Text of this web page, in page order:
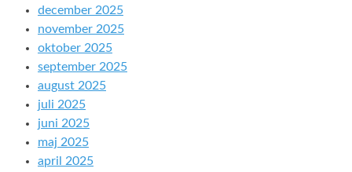
december 2025
november 2025
oktober 2025
september 2025
august 2025
juli 2025
juni 2025
maj 2025
april 2025